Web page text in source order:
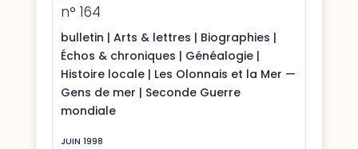
n° 164
bulletin | Arts & lettres | Biographies |
Échos & chroniques | Généalogie|
Histoire locale| Les Olonnais et la Mer —
Gens de mer | Seconde Guerre
mondiale
JUIN 1998